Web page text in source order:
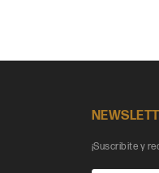
¡Suscribite y